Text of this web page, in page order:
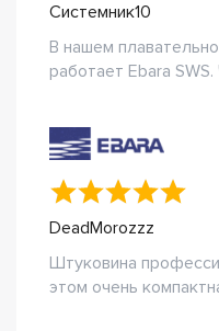
Системник10
В нашем
работает Ebara SWS.
DeadMorozzz
Штуковина
этом очень